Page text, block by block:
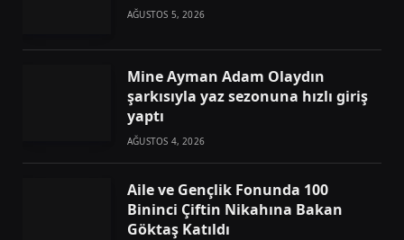
AĞUSTOS 5, 2026
Mine Ayman Adam Olaydın
şarkısıyla yaz sezonuna hızlı giriş
yaptı
AĞUSTOS 4, 2026
Aile ve Gençlik Fonunda 100
Bininci Çiftin Nikahına Bakan
Göktaş Katıldı